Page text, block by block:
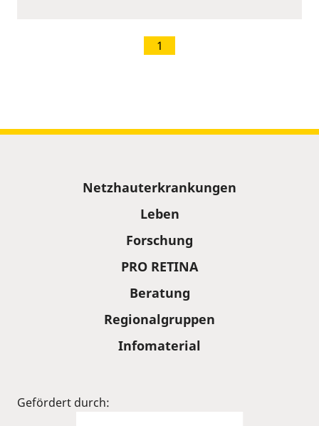
1
Netzhauterkrankungen
Leben
Forschung
PRO RETINA
Beratung
Regionalgruppen
Infomaterial
Gefördert durch: